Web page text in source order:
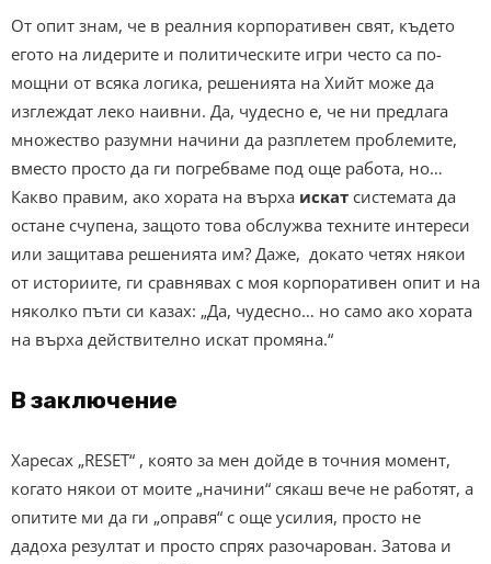
От опит знам, че в реалния корпоративен свят, където
егото на лидерите и политическите игри често са по-
мощни от всяка логика, решенията на Хийт може да
изглеждат леко наивни. Да, чудесно е, че ни предлага
множество разумни начини да разплетем проблемите,
вместо просто да ги погребваме под още работа, но…
Какво правим, ако хората на върха искат системата да
остане счупена, защото това обслужва техните интереси
или защитава решенията им? Даже, докато четях някои
от историите, ги сравнявах с моя корпоративен опит и на
няколко пъти си казах: „Да, чудесно… но само ако хората
на върха действително искат промяна.“
В заключение
Харесах „RESET“ , която за мен дойде в точния момент,
когато някои от моите „начини“ сякаш вече не работят, а
опитите ми да ги „оправя“ с още усилия, просто не
дадоха резултат и просто спрях разочарован. Затова и